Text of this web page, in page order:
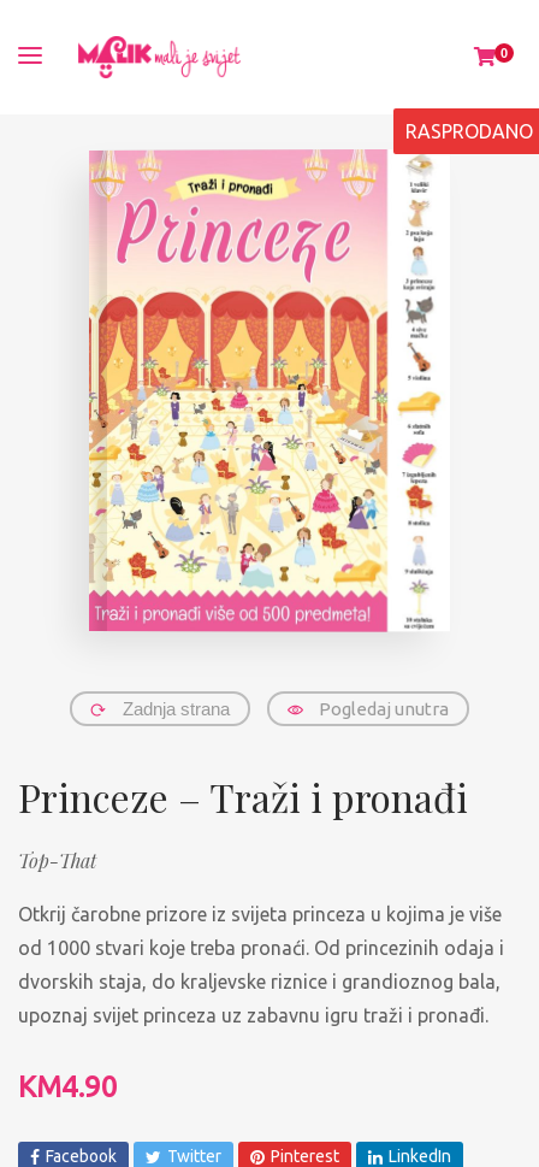
0
Zadnja strana Pogledaj unutra
RASPRODANO
Princeze – Traži i pronađi
Top-That
Otkrij čarobne prizore iz svijeta princeza u kojima je više
od 1000 stvari koje treba pronaći. Od princezinih odaja i
dvorskih staja, do kraljevske riznice i grandioznog bala,
upoznaj svijet princeza uz zabavnu igru traži i pronađi.
KM4.90
Facebook Twitter Pinterest LinkedIn